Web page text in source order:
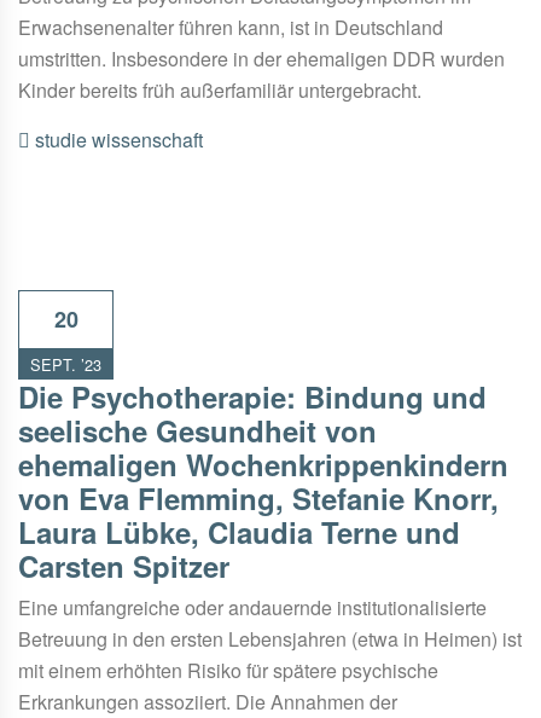
Erwachsenenalter führen kann, ist in Deutschland
umstritten. Insbesondere in der ehemaligen DDR wurden
Kinder bereits früh außerfamiliär untergebracht.
studiewissenschaft
20
SEPT. ’23
Die Psychotherapie: Bindung und
seelische Gesundheit von
ehemaligen Wochenkrippenkindern
von Eva Flemming, Stefanie Knorr,
Laura Lübke, Claudia Terne und
Carsten Spitzer
Eine umfangreiche oder andauernde institutionalisierte
Betreuung in den ersten Lebensjahren (etwa in Heimen) ist
mit einem erhöhten Risiko für spätere psychische
Erkrankungen assoziiert. Die Annahmen der